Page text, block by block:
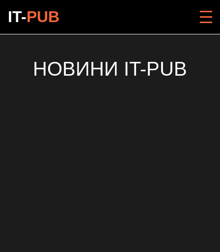
IT-PUB
НОВИНИ IT-PUB